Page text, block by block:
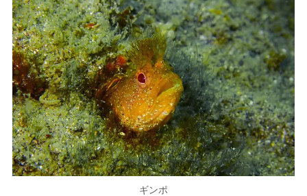
ギンポ